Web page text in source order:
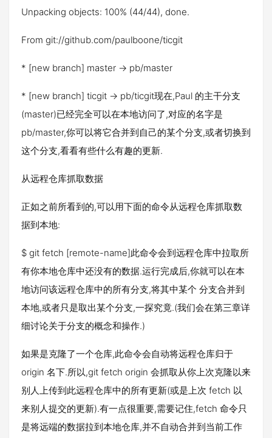
Unpacking objects: 100% (44/44), done.
From git://github.com/paulboone/ticgit
* [new branch] master -> pb/master
* [new branch] ticgit -> pb/ticgit现在,Paul 的主干分支
(master)已经完全可以在本地访问了,对应的名字是
pb/master,你可以将它合并到自己的某个分支,或者切换到
这个分支,看看有些什么有趣的更新.
从远程仓库抓取数据
正如之前所看到的,可以用下面的命令从远程仓库抓取数
据到本地:
$ git fetch [remote-name]此命令会到远程仓库中拉取所
有你本地仓库中还没有的数据.运行完成后,你就可以在本
地访问该远程仓库中的所有分支,将其中某个 分支合并到
本地,或者只是取出某个分支,一探究竟.(我们会在第三章详
细讨论关于分支的概念和操作.)
如果是克隆了一个仓库,此命令会自动将远程仓库归于
origin 名下.所以,git fetch origin 会抓取从你上次克隆以来
别人上传到此远程仓库中的所有更新(或是上次 fetch 以
来别人提交的更新).有一点很重要,需要记住,fetch 命令只
是将远端的数据拉到本地仓库,并不自动合并到当前工作